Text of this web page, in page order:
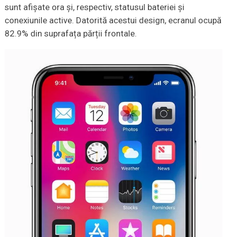
sunt afișate ora și, respectiv, statusul bateriei și
conexiunile active. Datorită acestui design, ecranul ocupă
82.9% din suprafața părții frontale.